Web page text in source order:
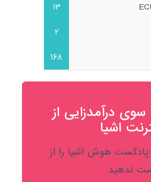
13
2
168
سوی درآمدزایی از
اشیا
پادکست هوش اشیا را از
ندهید